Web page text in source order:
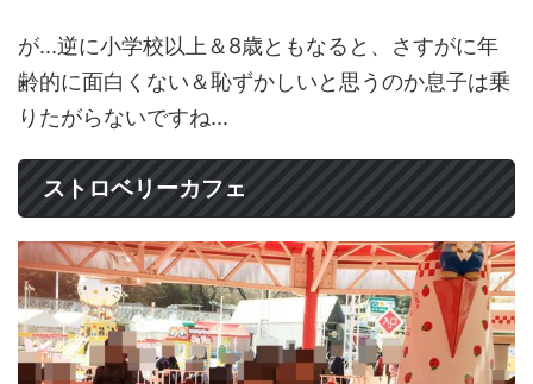
が...逆に小学校以上＆8歳ともなると、さすがに年
齢的に面白くない＆恥ずかしいと思うのか息子は乗
りたがらないですね...
ストロベリーカフェ